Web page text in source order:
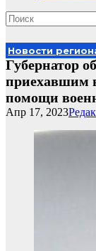
Новости
Губернатор
приехавшим
помощи
Апр 17, 2023